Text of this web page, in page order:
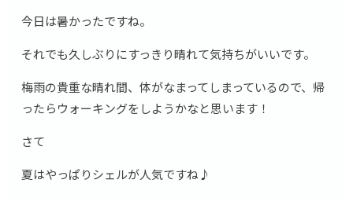
今日は暑かったですね。
それでも久しぶりにすっきり晴れて気持ちがいいです。
梅雨の貴重な晴れ間、体がなまってしまっているので、帰
ったらウォーキングをしようかなと思います！
さて
夏はやっぱりシェルが人気ですね♪